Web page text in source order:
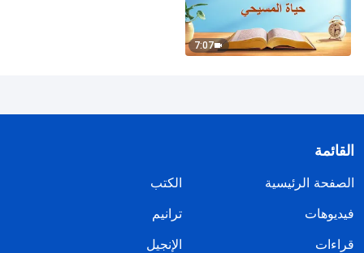
7:07
القائمة
الصفحة الرئيسية
الكتب
فيديوهات
ترانيم
قراءات
الإنجيل